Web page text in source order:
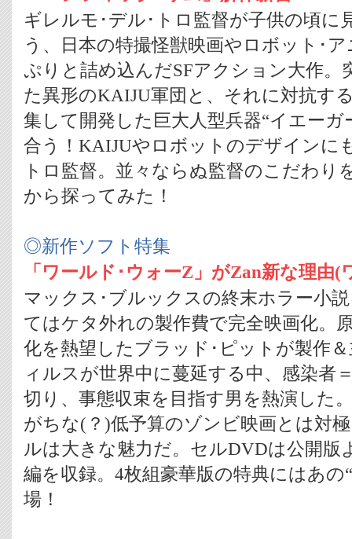
ギレルモ･デル･トロ監督が子供の頃に
う、日本の特撮怪獣映画やロボット･
ぷりと詰め込んだSFアクション大作。
た異形のKAIJU軍団と、それに対抗す
集して開発した巨大人型兵器“イエー
合う！KAIJUやロボットのデザインに
トロ監督。並々ならぬ監督のこだわり
から探ってみた！
◎新作ソフト特集
「ワールド･ウォーZ」がZan新な理由(
マックス･ブルックスの終末ホラー小
てはケタ外れの製作費で完全映画化。
化を熱望したブラッド･ピットが製作
ィルスが世界中に蔓延する中、感染者
切り、事態収束を目指す男を熱演した
がちな(？)低予算のゾンビ映画とは対
ルは大きな魅力だ。セルDVDは公開版
編を収録。4枚組豪華版の特典にはあの
場！